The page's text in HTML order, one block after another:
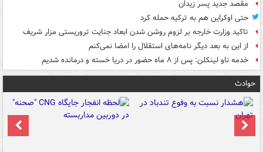
مقصد جدید پسر زیدان
حتی اوکراین هم به ترکیه حمله کرد
تاکید وزارت خارجه بر لزوم روشن شدن ابعاد جنایت تروریستی مزار شریف
از این به بعد دیگر نامه‌های استقلال را امضا نمی‌کنم
خدمه ناو لینکلن: پس از ۸ ماه حضور در دریا خسته و درمانده‌ شدیم
حوادث